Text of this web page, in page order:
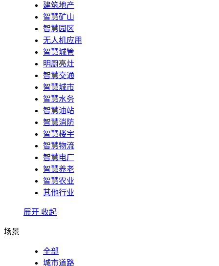
建筑地产
智慧矿山
智慧园区
无人机应用
智慧城管
明厨亮灶
智慧交通
智慧城市
智慧水务
智慧油站
智慧消防
智慧楼宇
智慧物流
智慧电厂
智慧养老
智慧农业
其他行业
展开 收起
场景
全部
城市道路